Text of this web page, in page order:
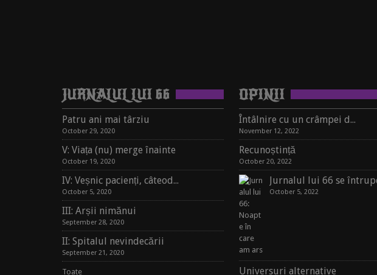
JURNALUL LUI 66
Patru ani mai târziu
October 29, 2020
V: Viața (nu) merge înainte
October 19, 2020
IV: Veșnic pacienți, câteodată oameni
October 5, 2020
III: Arșii nimănui
September 28, 2020
II: Spitalul nevindecării
September 21, 2020
Toate
OPINII
Întâlnire cu un crâmpei de suflet, pe un raft de librărie
November 12, 2022
Recunoștință
October 20, 2022
October 5, 2022
Universuri alternative